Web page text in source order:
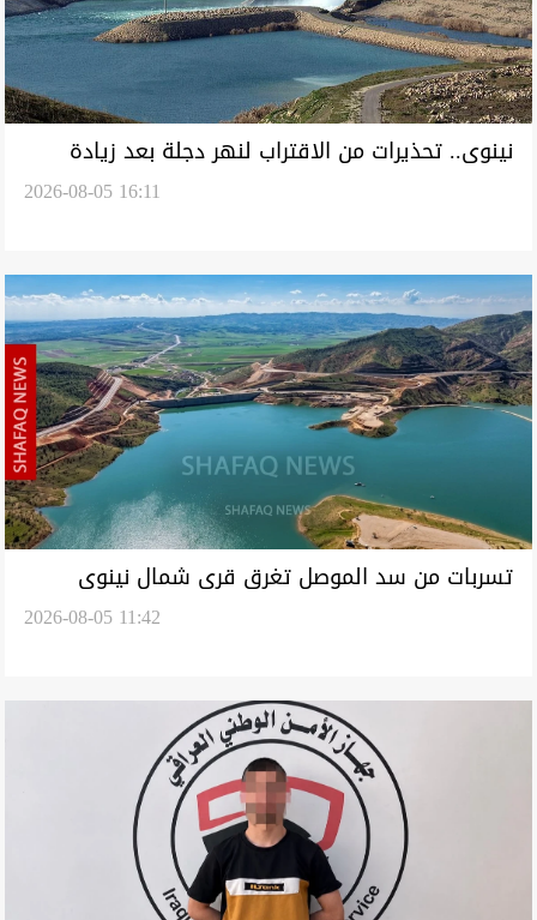
نينوى.. تحذيرات من الاقتراب لنهر دجلة بعد زيادة
2026-08-05 16:11
تسربات من سد الموصل تغرق قرى شمال نينوى
2026-08-05 11:42